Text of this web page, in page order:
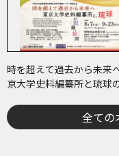
時を超えて過去から未来
京大学史料編纂所と琉球
全ての